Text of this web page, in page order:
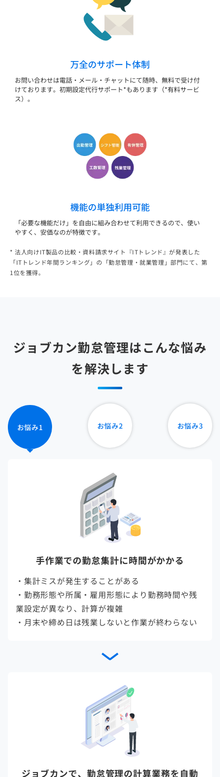
万全のサポート体制
お問い合わせは電話・メール・チャットにて随時、無料で受け付
けております。初期設定代行サポート*もあります（*有料サービ
ス）。
機能の単独利用可能
「必要な機能だけ」を自由に組み合わせて利用できるので、使い
やすく、安価なのが特徴です。
* 法人向けIT製品の比較・資料請求サイト『ITトレンド』が発表した
「ITトレンド年間ランキング」の「勤怠管理・就業管理」部門にて、第
1位を獲得。
ジョブカン勤怠管理はこんな悩み
を解決します
お悩み1 お悩み2 お悩み3
手作業での勤怠集計に時間がかかる
・集計ミスが発生することがある
・勤務形態や所属・雇用形態により勤務時間や残
業設定が異なり、計算が複雑
・月末や締め日は残業しないと作業が終わらない
ジョブカンで、勤怠管理の計算業務を自動